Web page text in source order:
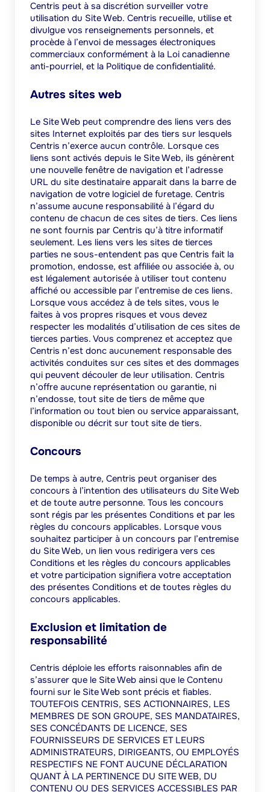
Centris peut à sa discrétion surveiller votre
utilisation du Site Web. Centris recueille, utilise et
divulgue vos renseignements personnels, et
procède à l’envoi de messages électroniques
commerciaux conformément à la Loi canadienne
anti-pourriel, et la Politique de confidentialité.
Autres sites web
Le Site Web peut comprendre des liens vers des
sites Internet exploités par des tiers sur lesquels
Centris n’exerce aucun contrôle. Lorsque ces
liens sont activés depuis le Site Web, ils génèrent
une nouvelle fenêtre de navigation et l’adresse
URL du site destinataire apparait dans la barre de
navigation de votre logiciel de furetage. Centris
n’assume aucune responsabilité à l’égard du
contenu de chacun de ces sites de tiers. Ces liens
ne sont fournis par Centris qu’à titre informatif
seulement. Les liens vers les sites de tierces
parties ne sous-entendent pas que Centris fait la
promotion, endosse, est affiliée ou associée à, ou
est légalement autorisée à utiliser tout contenu
affiché ou accessible par l’entremise de ces liens.
Lorsque vous accédez à de tels sites, vous le
faites à vos propres risques et vous devez
respecter les modalités d’utilisation de ces sites de
tierces parties. Vous comprenez et acceptez que
Centris n’est donc aucunement responsable des
activités conduites sur ces sites et des dommages
qui peuvent découler de leur utilisation. Centris
n’offre aucune représentation ou garantie, ni
n’endosse, tout site de tiers de même que
l’information ou tout bien ou service apparaissant,
disponible ou décrit sur tout site de tiers.
Concours
De temps à autre, Centris peut organiser des
concours à l’intention des utilisateurs du Site Web
et de toute autre personne. Tous les concours
sont régis par les présentes Conditions et par les
règles du concours applicables. Lorsque vous
souhaitez participer à un concours par l’entremise
du Site Web, un lien vous redirigera vers ces
Conditions et les règles du concours applicables
et votre participation signifiera votre acceptation
des présentes Conditions et de toutes règles du
concours applicables.
Exclusion et limitation de
responsabilité
Centris déploie les efforts raisonnables afin de
s’assurer que le Site Web ainsi que le Contenu
fourni sur le Site Web sont précis et fiables.
TOUTEFOIS CENTRIS, SES ACTIONNAIRES, LES
MEMBRES DE SON GROUPE, SES MANDATAIRES,
SES CONCÉDANTS DE LICENCE, SES
FOURNISSEURS DE SERVICES ET LEURS
ADMINISTRATEURS, DIRIGEANTS, OU EMPLOYÉS
RESPECTIFS NE FONT AUCUNE DÉCLARATION
QUANT À LA PERTINENCE DU SITE WEB, DU
CONTENU OU DES SERVICES ACCESSIBLES PAR